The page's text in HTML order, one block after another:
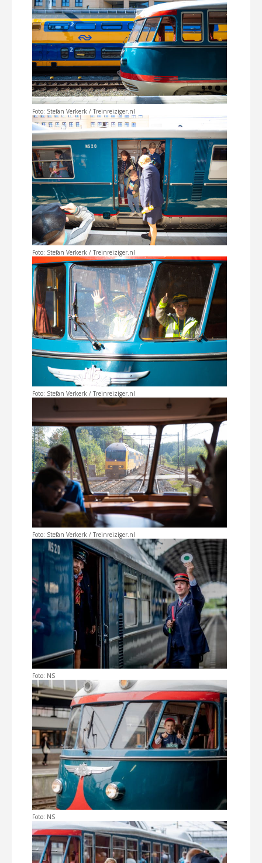
Foto: Stefan Verkerk / Treinreiziger.nl
Foto: Stefan Verkerk / Treinreiziger.nl
Foto: Stefan Verkerk / Treinreiziger.nl
Foto: Stefan Verkerk / Treinreiziger.nl
Foto: NS
Foto: NS